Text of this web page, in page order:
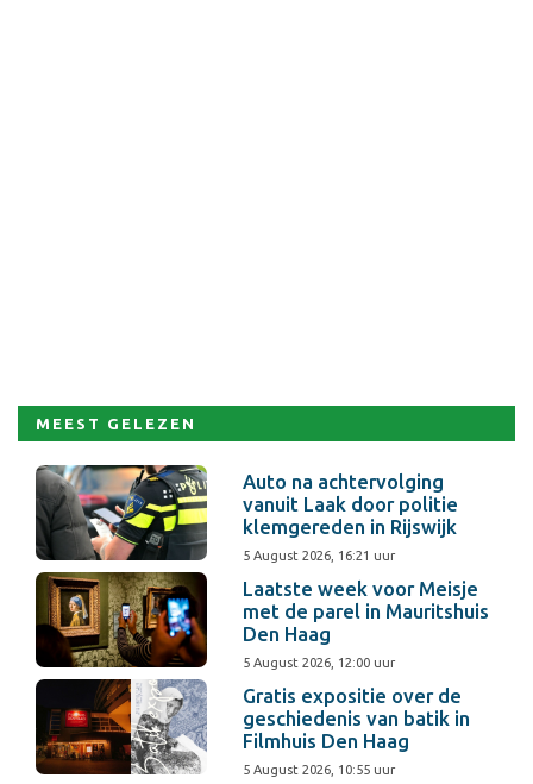
MEEST GELEZEN
Auto na achtervolging
vanuit Laak door politie
klemgereden in Rijswijk
5 August 2026, 16:21 uur
Laatste week voor Meisje
met de parel in Mauritshuis
Den Haag
5 August 2026, 12:00 uur
Gratis expositie over de
geschiedenis van batik in
Filmhuis Den Haag
5 August 2026, 10:55 uur